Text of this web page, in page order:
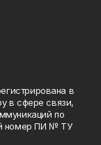
в
в сфере связи,
по
номер ПИ № ТУ